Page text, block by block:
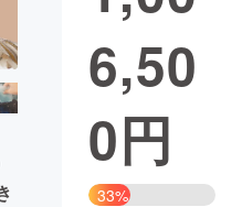
チャレンジ
CAMPFIRE Creation
6,50
0円
33%